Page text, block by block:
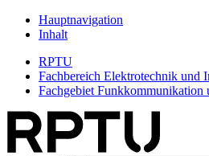
Hauptnavigation
Inhalt
RPTU
Fachbereich Elektrotechnik und
Fachgebiet